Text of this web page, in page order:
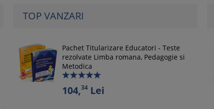
TOP VANZARI
Pachet Titularizare Educatori - Teste
rezolvate Limba romana, Pedagogie si
Metodica
104,34Lei